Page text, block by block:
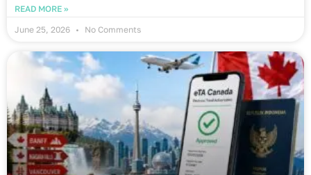
READ MORE »
June 25, 2026
No Comments